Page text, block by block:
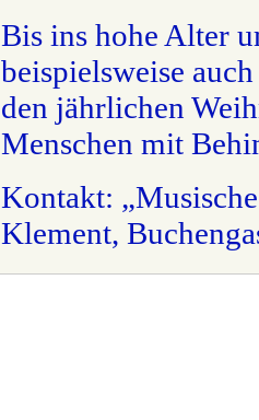
Bis ins hohe Alter
beispielsweise
den jährlichen
Menschen mit
Kontakt:
Klement,